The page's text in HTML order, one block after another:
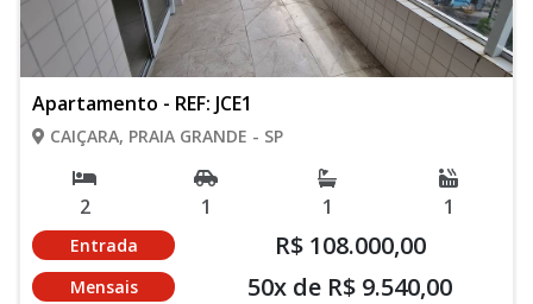
Apartamento - REF: JCE1
CAIÇARA, PRAIA GRANDE - SP
2 1 1 1
Entrada R$ 108.000,00
Mensais 50x de R$ 9.540,00